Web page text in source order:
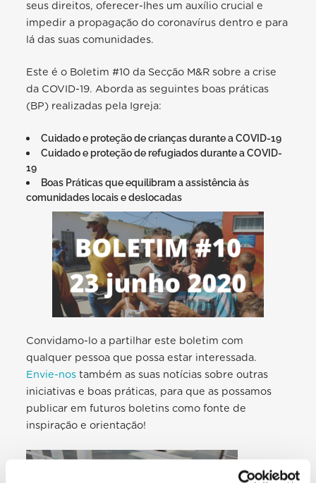
seus direitos, oferecer-lhes um auxílio crucial e
impedir a propagação do coronavírus dentro e para
lá das suas comunidades.
Este é o Boletim #10 da Secção M&R sobre a crise
da COVID-19. Aborda as seguintes boas práticas
(BP) realizadas pela Igreja:
Cuidado e proteção de crianças durante a COVID-19
Cuidado e proteção de refugiados durante a COVID-
19
Boas Práticas que equilibram a assistência às
comunidades locais e deslocadas
Convidamo-lo a partilhar este boletim com
qualquer pessoa que possa estar interessada.
Envie-nos também as suas notícias sobre outras
iniciativas e boas práticas, para que as possamos
publicar em futuros boletins como fonte de
inspiração e orientação!